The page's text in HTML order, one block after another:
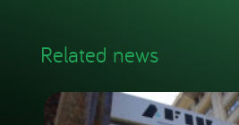
Related news